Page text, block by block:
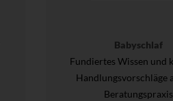
Babyschlaf
Fundiertes Wissen und
Handlungsvorschläge
Beratungspraxis